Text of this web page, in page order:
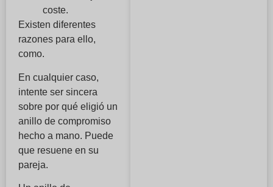
coste.
Existen diferentes
razones para ello,
como.
En cualquier caso,
intente ser sincera
sobre por qué eligió un
anillo de compromiso
hecho a mano. Puede
que resuene en su
pareja.